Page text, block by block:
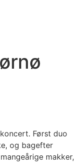
Først duo
og bagefter
makker,